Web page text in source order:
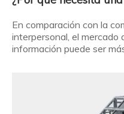
En comparación con la
interpersonal, el mercado
información puede ser
instrumento de
consumidores compran
está el resumen: ¿Por